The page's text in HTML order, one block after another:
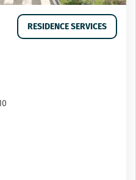
RESIDENCE SERVICES